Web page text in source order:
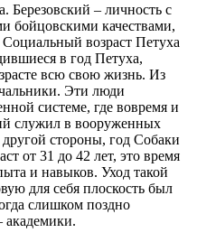
Березовский – личность с
бойцовскими качествами,
возраст Петуха
в год Петуха,
всю свою жизнь. Из
Эти люди
системе, где вовремя и
служил в вооруженных
стороны, год Собаки
от 31 до 42 лет, это время
и навыков. Уход такой
для себя плоскость был
слишком поздно
академики.